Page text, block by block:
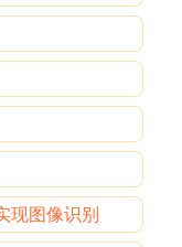
现图像识别